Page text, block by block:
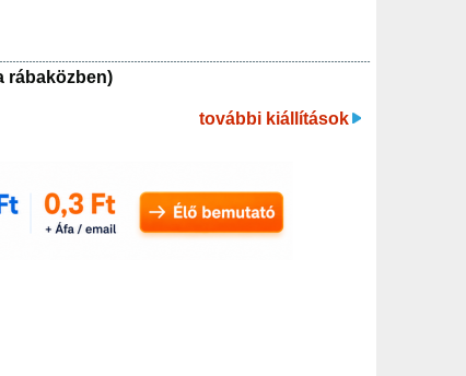
rábaközben)
további kiállítások